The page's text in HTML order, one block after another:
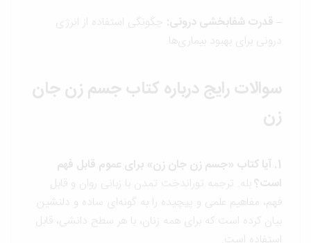
– قدرت شفابخشی درونی:چگونگی استفاده از انرژی
درونی برای بهبود بیماری‌ها.
سوالات رایج درباره کتاب جسم زن جان
1. آیا کتاب «جسم زن جان زن» برای عموم قابل فهم
است؟بله. ترجمه توراندخت تمدن با زبانی روان و قابل
فهم، مفاهیم علمی و پیچیده را به گونه‌ای ساده و دلنشین
بیان کرده است که برای همه زنان، با هر سطح دانشی، قابل